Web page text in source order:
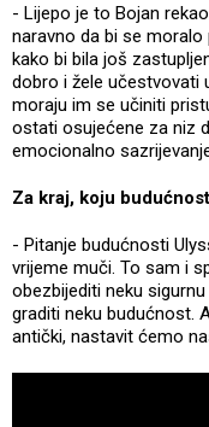
- Lijepo je to Bojan
naravno da bi se moralo
kako bi bila još
dobro i žele učestvovati
moraju im se učiniti
ostati osujećene za niz
emocionalno
Za kraj, koju
- Pitanje budućnosti
vrijeme muči. To sam i
obezbijediti neku
graditi neku budućnost.
antički, nastavit ćemo